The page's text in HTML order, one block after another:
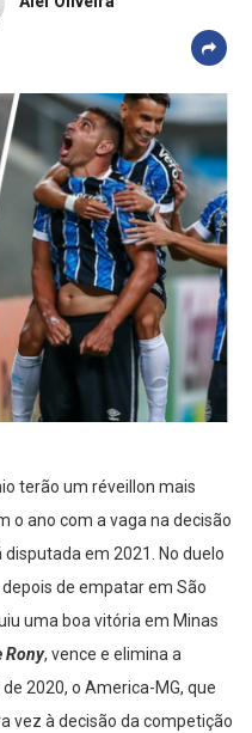
Alef Oliveira
terão um réveillon mais
o ano com a vaga na decisão
disputada em 2021. No duelo
de empatar em São
uma boa vitória em Minas
Rony, vence e elimina a
2020, o America-MG, que